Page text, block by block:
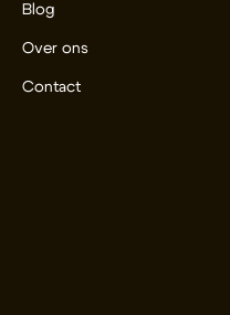
Blog
Over ons
Contact